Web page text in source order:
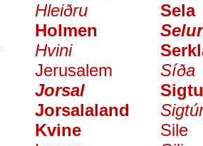
Hleiðru
Holmen
Hvini
Jerusalem
Jorsal
Jorsalaland
Kvine
Sela
Síða
Sile